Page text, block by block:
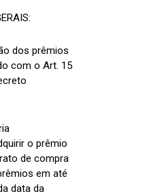
dos prêmios
com o Art. 15
o prêmio
de compra
em até
data da